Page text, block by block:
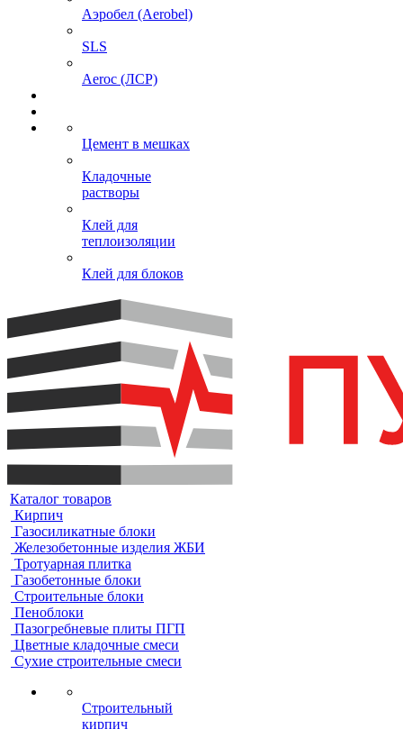
Аэробел (Aerobel)
SLS
Aeroc (ЛСР)
Цемент в мешках
Кладочные
растворы
Клей для
теплоизоляции
Клей для блоков
Каталог товаров
Кирпич
Газосиликатные блоки
Железобетонные изделия ЖБИ
Тротуарная плитка
Газобетонные блоки
Строительные блоки
Пеноблоки
Пазогребневые плиты ПГП
Цветные кладочные смеси
Сухие строительные смеси
Строительный
кирпич